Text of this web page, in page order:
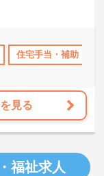
費支給 退職金制度
住宅手当・補助
見る
福祉求人